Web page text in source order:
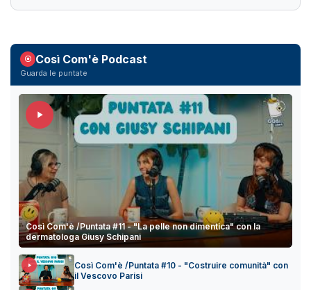
Così Com'è Podcast
Guarda le puntate
Così Com'è /Puntata #11 - "La pelle non dimentica" con la
dermatologa Giusy Schipani
Così Com'è /Puntata #10 - "Costruire comunità" con
il Vescovo Parisi